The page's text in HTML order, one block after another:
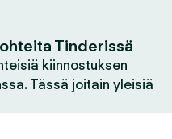
Tinderissä
kiinnostuksen
Tässä joitain yleisiä